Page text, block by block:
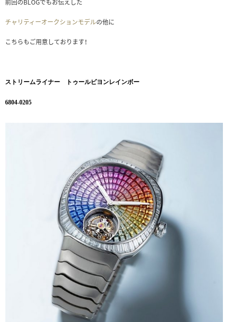
前回のBLOGでもお伝えした
チャリティーオークションモデルの他に
こちらもご用意しております！
ストリームライナー トゥールビヨンレインボー
6804-0205